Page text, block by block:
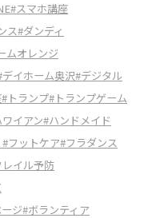
#スマホ講座
ス#ダンディ
ムオレンジ
デイホーム奥沢#デジタル
#トランプ#トランプゲーム
イアン#ハンドメイド
#フットケア#フラダンス
イル予防
ジ#ボランティア